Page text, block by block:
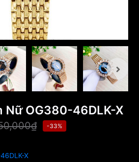
Nữ OG380-46DLK-X
-33%
X